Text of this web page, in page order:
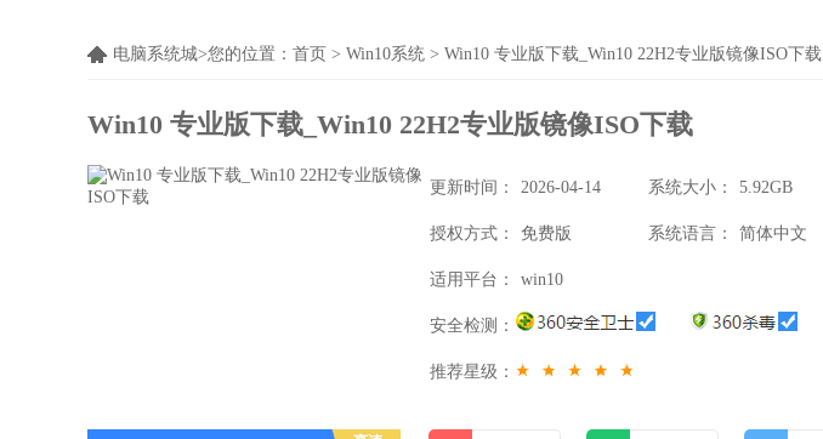
电脑系统城>您的位置： 首页 > Win10系统 > Win10 专业版下载_Win10 22H2专业版镜像ISO下载
Win10 专业版下载_Win10 22H2专业版镜像ISO下载
更新时间： 2026-04-14 系统大小： 5.92GB
授权方式： 免费版 系统语言： 简体中文
适用平台： win10
安全检测：
推荐星级：